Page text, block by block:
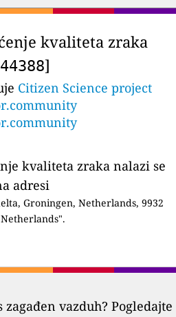
kvaliteta zraka
44388]
Citizen Science project
kvaliteta zraka nalazi se
adresi
Groningen, Netherlands, 9932
zagađen vazduh? Pogledajte